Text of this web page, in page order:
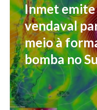
Inmet
vendaval
meio à
bomba no